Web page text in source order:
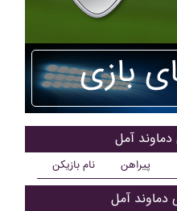
بازی
دماوند آمل
نام بازیکن پیراهن
دماوند آمل